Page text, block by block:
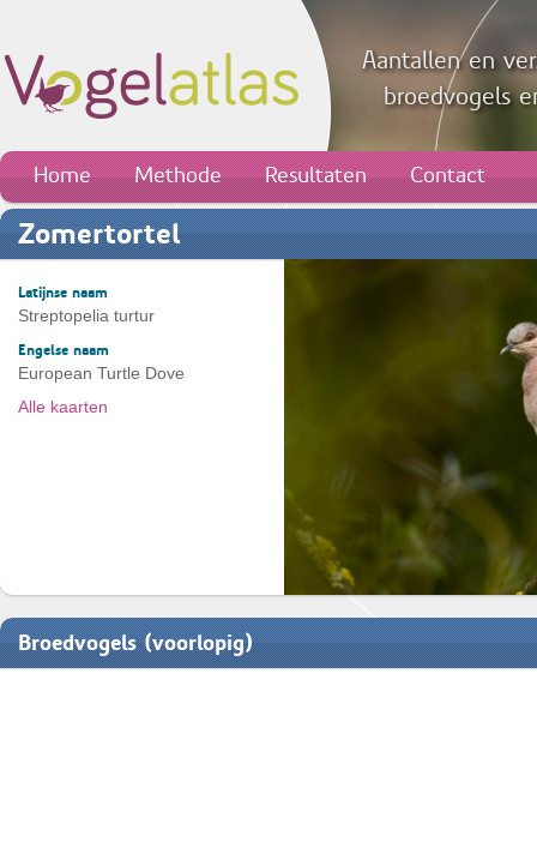
Aantallen en
broedvogels
Home Methode Resultaten Contact
Zomertortel
Latijnse naam
Streptopelia turtur
Engelse naam
European Turtle Dove
Alle kaarten
Broedvogels (voorlopig)